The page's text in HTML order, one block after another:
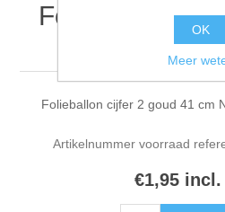
Folieballon
cm
Folieballon cijfer 2 goud 41 cm
Artikelnummer voorraad
€1,95 incl.
OK
Meer